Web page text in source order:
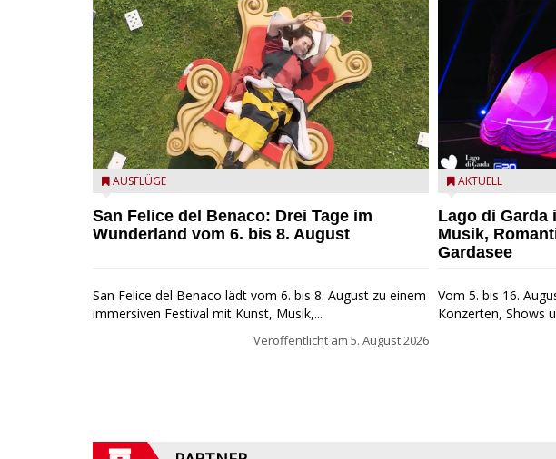
San Felice del Benaco: Drei Tage im Wunderland
AUSFLÜGE
San Felice del Benaco: Drei Tage im
Wunderland vom 6. bis 8. August
San Felice del Benaco lädt vom 6. bis 8. August zu einem
immersiven Festival mit Kunst, Musik,...
Veröffentlicht am 5. August 2026
Lago di Garda in
AKTUELL
Lago di Garda
Musik,
Gardasee
Vom 5. bis 16.
Konzerten, Shows